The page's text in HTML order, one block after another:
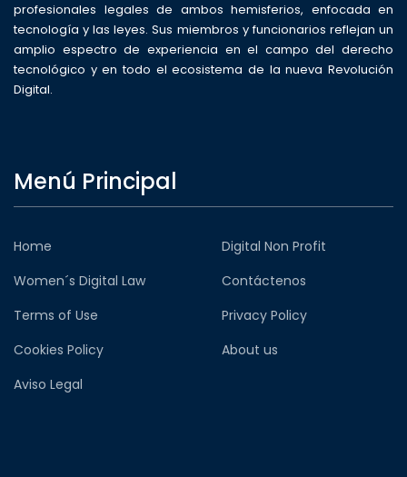
profesionales legales de ambos hemisferios, enfocada en
tecnología y las leyes. Sus miembros y funcionarios reflejan un
amplio espectro de experiencia en el campo del derecho
tecnológico y en todo el ecosistema de la nueva Revolución
Digital.
Menú Principal
Home
Digital Non Profit
Women´s Digital Law
Contáctenos
Terms of Use
Privacy Policy
Cookies Policy
About us
Aviso Legal